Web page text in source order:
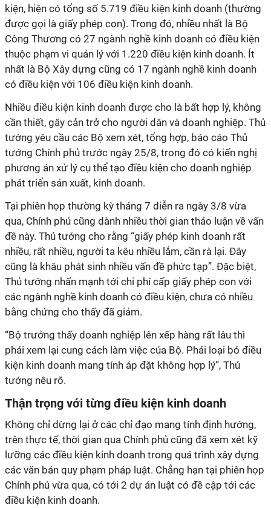
kiện, hiện có tổng số 5.719 điều kiện kinh doanh (thường
được gọi là giấy phép con). Trong đó, nhiều nhất là Bộ
Công Thương có 27 ngành nghề kinh doanh có điều kiện
thuộc phạm vi quản lý với 1.220 điều kiện kinh doanh. Ít
nhất là Bộ Xây dựng cũng có 17 ngành nghề kinh doanh
có điều kiện với 106 điều kiện kinh doanh.
Nhiều điều kiện kinh doanh được cho là bất hợp lý, không
cần thiết, gây cản trở cho người dân và doanh nghiệp. Thủ
tướng yêu cầu các Bộ xem xét, tổng hợp, báo cáo Thủ
tướng Chính phủ trước ngày 25/8, trong đó có kiến nghị
phương án xử lý cụ thể tạo điều kiện cho doanh nghiệp
phát triển sản xuất, kinh doanh.
Tại phiên họp thường kỳ tháng 7 diễn ra ngày 3/8 vừa
qua, Chính phủ cũng dành nhiều thời gian thảo luận về vấn
đề này. Thủ tướng cho rằng “giấy phép kinh doanh rất
nhiều, rất nhiều, người ta kêu nhiều lắm, cần rà lại. Đây
cũng là khâu phát sinh nhiều vấn đề phức tạp”. Đặc biệt,
Thủ tướng nhấn mạnh tới chi phí cấp giấy phép con với
các ngành nghề kinh doanh có điều kiện, chưa có nhiều
bằng chứng cho thấy đã giảm.
“Bộ trưởng thấy doanh nghiệp lên xếp hàng rất lâu thì
phải xem lại cung cách làm việc của Bộ. Phải loại bỏ điều
kiện kinh doanh mang tính áp đặt không hợp lý”, Thủ
tướng nêu rõ.
Thận trọng với từng điều kiện kinh doanh
Không chỉ dừng lại ở các chỉ đạo mang tính định hướng,
trên thực tế, thời gian qua Chính phủ cũng đã xem xét kỹ
lưỡng các điều kiện kinh doanh trong quá trình xây dựng
các văn bản quy phạm pháp luật. Chẳng hạn tại phiên họp
Chính phủ vừa qua, có tới 2 dự án luật có đề cập tới các
điều kiện kinh doanh.